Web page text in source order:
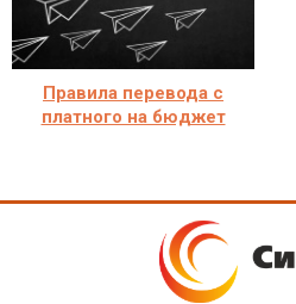
Правила перевода с
платного на бюджет